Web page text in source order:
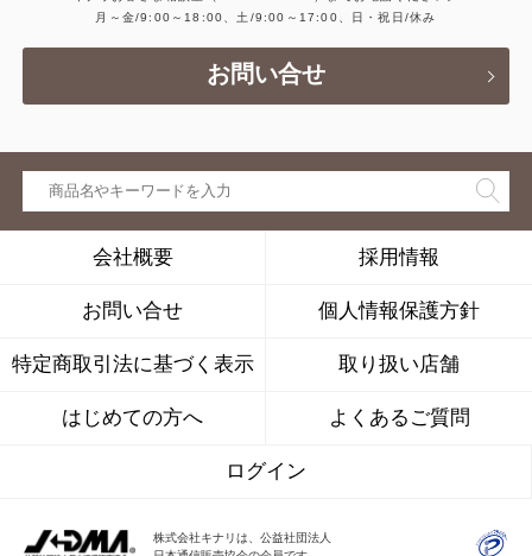
月～金/9:00～18:00、土/9:00～17:00、日・祝日/休み
お問い合せ
会社概要 採用情報
お問い合せ 個人情報保護方針
特定商取引法に基づく表示 取り扱い店舗
はじめての方へ よくあるご質問
ログイン
株式会社キナリは、公益社団法人